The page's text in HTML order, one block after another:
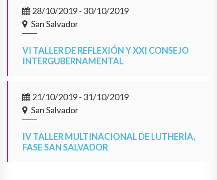
28/10/2019 - 30/10/2019
San Salvador
VI TALLER DE REFLEXIÓN Y XXI CONSEJO
INTERGUBERNAMENTAL
21/10/2019 - 31/10/2019
San Salvador
IV TALLER MULTINACIONAL DE LUTHERÍA,
FASE SAN SALVADOR